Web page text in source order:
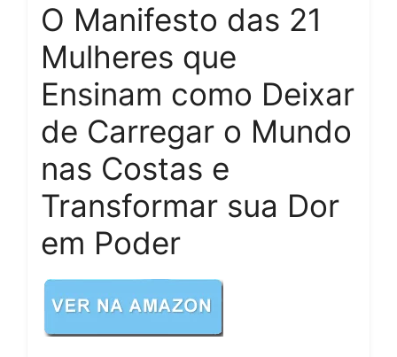
O Manifesto das 21
Mulheres que
Ensinam como Deixar
de Carregar o Mundo
nas Costas e
Transformar sua Dor
em Poder